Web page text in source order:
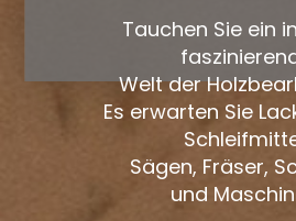
Tauchen Sie ein
Welt der
Es erwarten Sie
Sägen, Fräser,
und